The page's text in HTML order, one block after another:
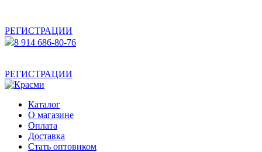
РЕГИСТРАЦИИ
8 914 686-80-76
РЕГИСТРАЦИИ
Каталог
О магазине
Оплата
Доставка
Стать оптовиком